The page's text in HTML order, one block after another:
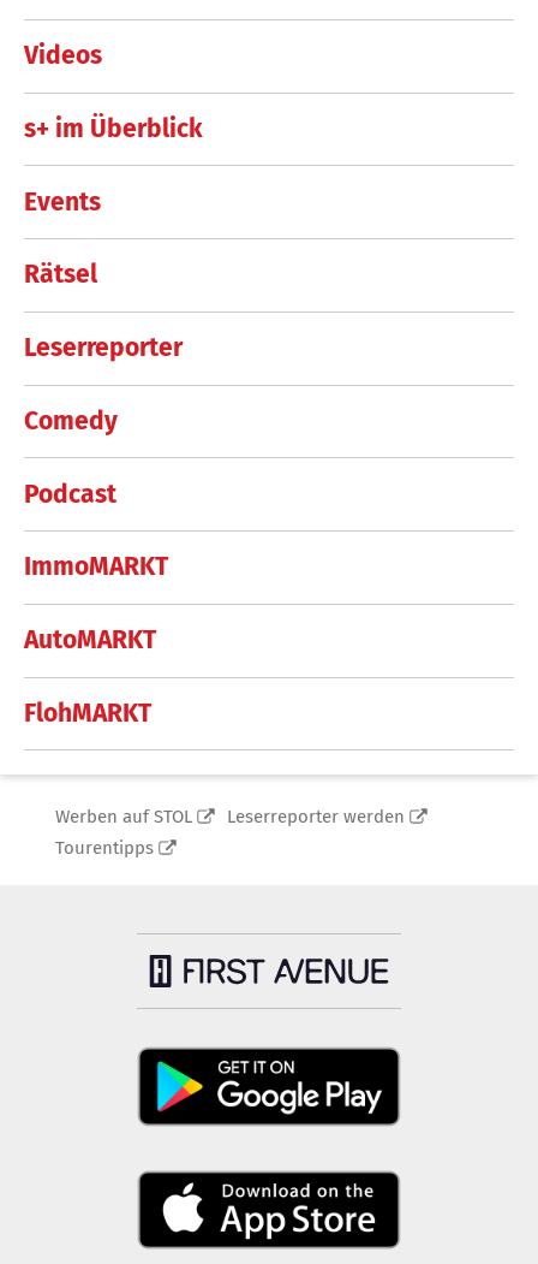
Videos
s+ im Überblick
Events
Rätsel
Leserreporter
Comedy
Podcast
ImmoMARKT
AutoMARKT
FlohMARKT
Werben auf STOL
Leserreporter werden
Tourentipps